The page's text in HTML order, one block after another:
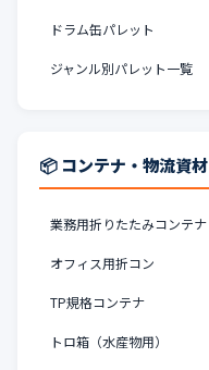
ドラム缶パレット
ジャンル別パレット一覧
📦 コンテナ・物流資材
業務用折りたたみコンテナ
オフィス用折コン
TP規格コンテナ
トロ箱（水産物用）